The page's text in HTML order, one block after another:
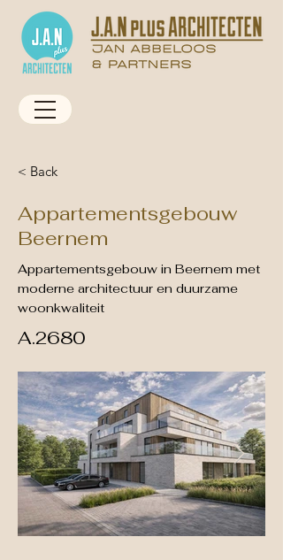
< Back
Appartementsgebouw
Beernem
Appartementsgebouw in Beernem met
moderne architectuur en duurzame
woonkwaliteit
A.2680